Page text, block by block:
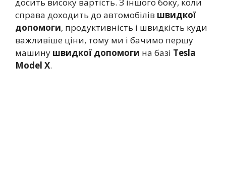
справа доходить до автомобілів швидкої
допомоги, продуктивність і швидкість куди
важливіше ціни, тому ми і бачимо першу
машину швидкої допомоги на базі Tesla
Model X.